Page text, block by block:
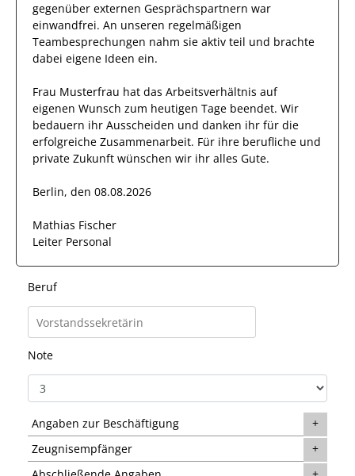
gegenüber externen Gesprächspartnern war
einwandfrei. An unseren regelmäßigen
Teambesprechungen nahm sie aktiv teil und brachte
dabei eigene Ideen ein.
Frau Musterfrau hat das Arbeitsverhältnis auf
eigenen Wunsch zum heutigen Tage beendet. Wir
bedauern ihr Ausscheiden und danken ihr für die
erfolgreiche Zusammenarbeit. Für ihre berufliche und
private Zukunft wünschen wir ihr alles Gute.
Berlin, den 08.08.2026
Mathias Fischer
Leiter Personal
Beruf
Note
Angaben zur Beschäftigung
Zeugnisempfänger